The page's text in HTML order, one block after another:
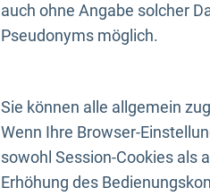
auch ohne Angabe solcher
Pseudonyms möglich.
Sie können alle allgemein
Wenn Ihre Browser-
sowohl Session-Cookies als
Erhöhung des